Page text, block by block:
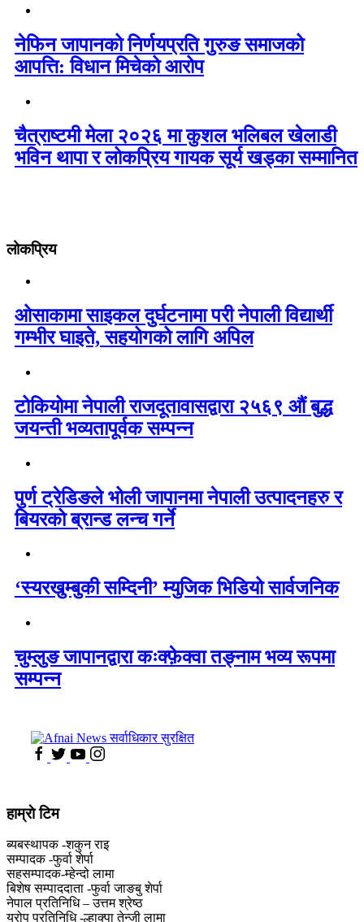
नेफिन जापानको निर्णयप्रति गुरुङ समाजको
आपत्ति: विधान मिचेको आरोप
चैत्राष्टमी मेला २०२६ मा कुशल भलिबल खेलाडी
भविन थापा र लोकप्रिय गायक सूर्य खड्का सम्मानित
लोकप्रिय
ओसाकामा साइकल दुर्घटनामा परी नेपाली विद्यार्थी
गम्भीर घाइते, सहयोगको लागि अपिल
टोकियोमा नेपाली राजदूतावासद्वारा २५६९ औं बुद्ध
जयन्ती भव्यतापूर्वक सम्पन्न
पुर्ण ट्रेडिङले भोली जापानमा नेपाली उत्पादनहरु र
बियरको ब्रान्ड लन्च गर्ने
‘स्यरखुम्बुकी सम्दिनी’ म्युजिक भिडियो सार्वजनिक
चुम्लुङ जापानद्वारा कःक्फ़ेक्वा तङ्नाम भव्य रूपमा
सम्पन्न
हाम्राे टिम
ब्यबस्थापक -शकुन राइ
सम्पादक -फुर्वा शेर्पा
सहसम्पादक-म्हेन्दो लामा
‍बिशेष सम्पाददाता -फुर्वा जा‌ङबु शेर्पा
नेपाल प्रतिनिधि – उत्तम श्रेष्ठ
युरोप प्रतिनिधि -ल्हाक्पा तेन्जी लामा